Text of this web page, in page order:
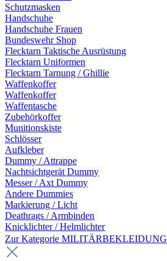
Schutzmasken
Handschuhe
Handschuhe Frauen
Bundeswehr Shop
Flecktarn Taktische Ausrüstung
Flecktarn Uniformen
Flecktarn Tarnung / Ghillie
Waffenkoffer
Waffenkoffer
Waffentasche
Zubehörkoffer
Munitionskiste
Schlösser
Aufkleber
Dummy / Attrappe
Nachtsichtgerät Dummy
Messer / Axt Dummy
Andere Dummies
Markierung / Licht
Deathrags / Armbinden
Knicklichter / Helmlichter
Zur Kategorie MILITÄRBEKLEIDUNG